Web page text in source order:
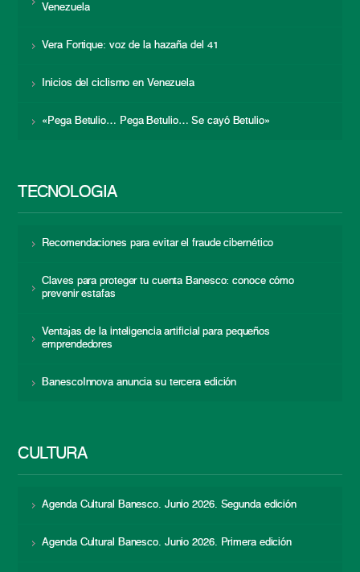
Venezuela
Vera Fortique: voz de la hazaña del 41
Inicios del ciclismo en Venezuela
«Pega Betulio… Pega Betulio… Se cayó Betulio»
TECNOLOGÍA
Recomendaciones para evitar el fraude cibernético
Claves para proteger tu cuenta Banesco: conoce cómo
prevenir estafas
Ventajas de la inteligencia artificial para pequeños
emprendedores
BanescoInnova anuncia su tercera edición
CULTURA
Agenda Cultural Banesco. Junio 2026. Segunda edición
Agenda Cultural Banesco. Junio 2026. Primera edición